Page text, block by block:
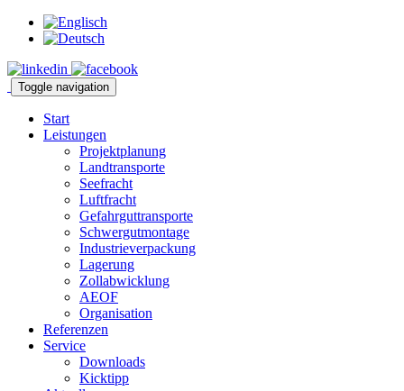
Toggle navigation
Start
Leistungen
Projektplanung
Landtransporte
Seefracht
Luftfracht
Gefahrguttransporte
Schwergutmontage
Industrieverpackung
Lagerung
Zollabwicklung
AEOF
Organisation
Referenzen
Service
Downloads
Kicktipp